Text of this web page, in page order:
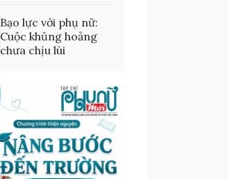
Bạo lực với phụ nữ:
Cuộc khủng hoảng
chưa chịu lùi